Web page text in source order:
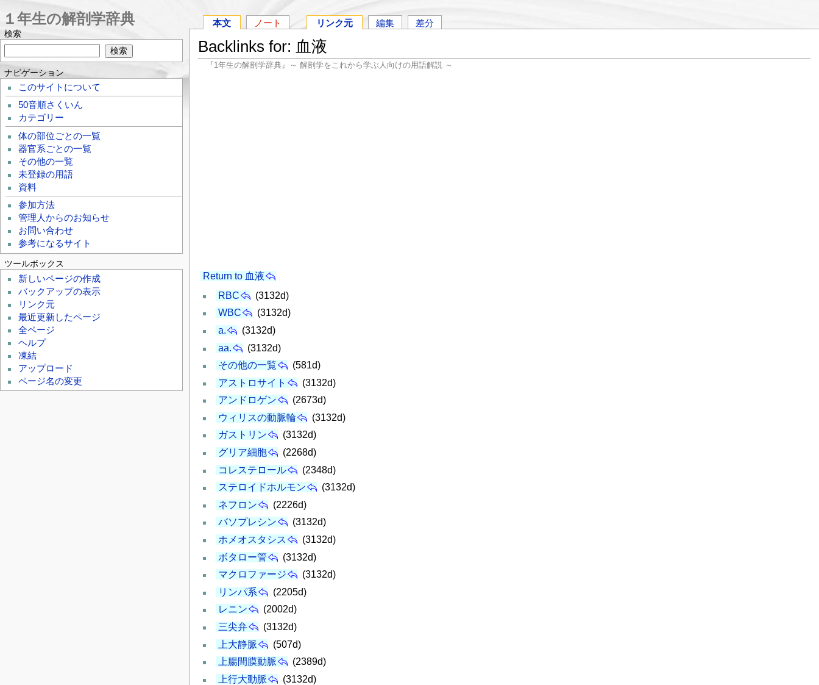
本文 ノート リンク元 編集 差分
Backlinks for: 血液
『1年生の解剖学辞典』～ 解剖学をこれから学ぶ人向けの用語解説 ～
Return to 血液
RBC
(3132d)
WBC
(3132d)
a.
(3132d)
aa.
(3132d)
その他の一覧
(581d)
アストロサイト
(3132d)
アンドロゲン
(2673d)
ウィリスの動脈輪
(3132d)
ガストリン
(3132d)
グリア細胞
(2268d)
コレステロール
(2348d)
ステロイドホルモン
(3132d)
ネフロン
(2226d)
バソプレシン
(3132d)
ホメオスタシス
(3132d)
ボタロー管
(3132d)
マクロファージ
(3132d)
リンパ系
(2205d)
レニン
(2002d)
三尖弁
(3132d)
上大静脈
(507d)
上腸間膜動脈
(2389d)
上行大動脈
(3132d)
１年生の解剖学辞典
検索
ナビゲーション
このサイトについて
50音順さくいん
カテゴリー
体の部位ごとの一覧
器官系ごとの一覧
その他の一覧
未登録の用語
資料
参加方法
管理人からのお知らせ
お問い合わせ
参考になるサイト
ツールボックス
新しいページの作成
バックアップの表示
リンク元
最近更新したページ
全ページ
ヘルプ
凍結
アップロード
ページ名の変更